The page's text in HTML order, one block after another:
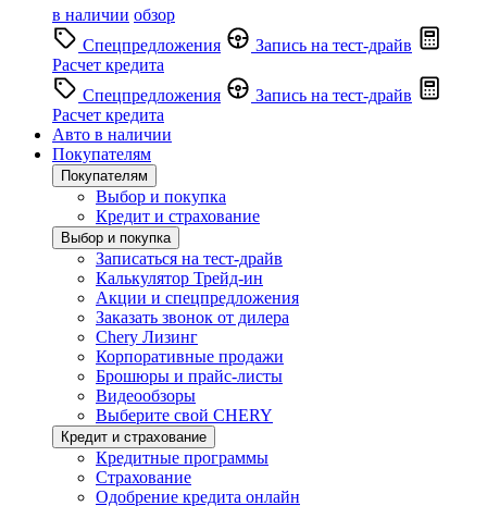
в наличии обзор
Спецпредложения
Запись на тест-драйв
Расчет кредита
Спецпредложения
Запись на тест-драйв
Расчет кредита
Авто в наличии
Покупателям
Покупателям
Выбор и покупка
Кредит и страхование
Выбор и покупка
Записаться на тест-драйв
Калькулятор Трейд-ин
Акции и спецпредложения
Заказать звонок от дилера
Chery Лизинг
Корпоративные продажи
Брошюры и прайс-листы
Видеообзоры
Выберите свой CHERY
Кредит и страхование
Кредитные программы
Страхование
Одобрение кредита онлайн